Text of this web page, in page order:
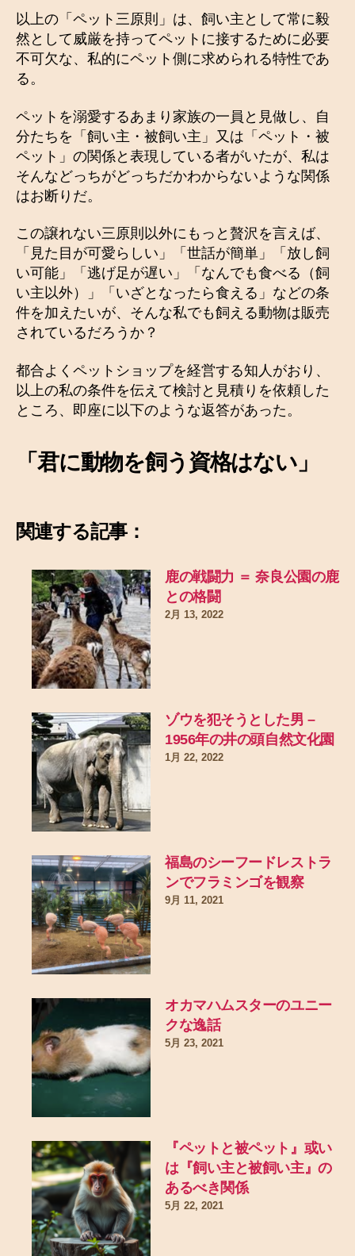
以上の「ペット三原則」は、飼い主として常に毅
然として威厳を持ってペットに接するために必要
不可欠な、私的にペット側に求められる特性であ
る。
ペットを溺愛するあまり家族の一員と見做し、自
分たちを「飼い主・被飼い主」又は「ペット・被
ペット」の関係と表現している者がいたが、私は
そんなどっちがどっちだかわからないような関係
はお断りだ。
この譲れない三原則以外にもっと贅沢を言えば、
「見た目が可愛らしい」「世話が簡単」「放し飼
い可能」「逃げ足が遅い」「なんでも食べる（飼
い主以外）」「いざとなったら食える」などの条
件を加えたいが、そんな私でも飼える動物は販売
されているだろうか？
都合よくペットショップを経営する知人がおり、
以上の私の条件を伝えて検討と見積りを依頼した
ところ、即座に以下のような返答があった。
「君に動物を飼う資格はない」
関連する記事：
鹿の戦闘力 ＝ 奈良公園の鹿
との格闘
2月 13, 2022
ゾウを犯そうとした男 –
1956年の井の頭自然文化園
1月 22, 2022
福島のシーフードレストラ
ンでフラミンゴを観察
9月 11, 2021
オカマハムスターのユニー
クな逸話
5月 23, 2021
『ペットと被ペット』或い
は『飼い主と被飼い主』の
あるべき関係
5月 22, 2021